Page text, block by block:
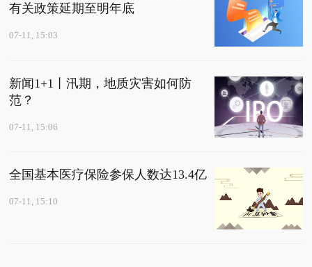
有关政策延期至明年底
07-11, 15:03
新闻1+1丨汛期，地质灾害如何防
范？
07-11, 15:06
全国基本医疗保险参保人数达13.4亿
07-11, 15:10